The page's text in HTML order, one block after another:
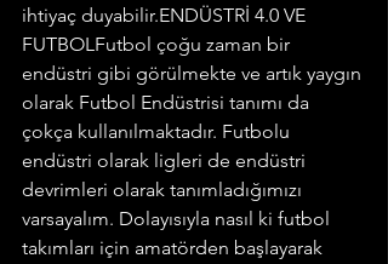
ihtiyaç duyabilir.ENDÜSTRİ 4.0 VE
FUTBOLFutbol çoğu zaman bir
endüstri gibi görülmekte ve artık yaygın
olarak Futbol Endüstrisi tanımı da
çokça kullanılmaktadır. Futbolu
endüstri olarak ligleri de endüstri
devrimleri olarak tanımladığımızı
varsayalım. Dolayısıyla nasıl ki futbol
takımları için amatörden başlayarak